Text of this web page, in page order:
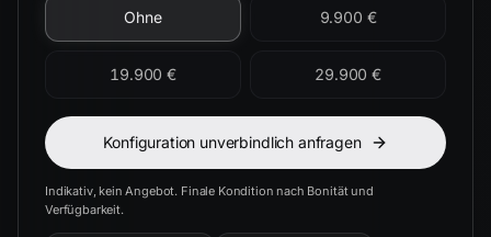
Ohne 9.900 €
19.900 € 29.900 €
Konfiguration unverbindlich anfragen
Indikativ, kein Angebot. Finale Kondition nach Bonität und
Verfügbarkeit.